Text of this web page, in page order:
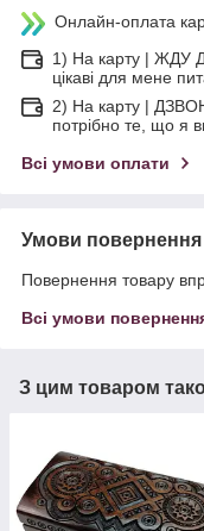
Онлайн-оплата
1) На карту | ЖДУ
цікаві для мене
2) На карту |
потрібно те, що я
Всі умови оплати
Умови повернення
Повернення товару
Всі умови
З цим товаром